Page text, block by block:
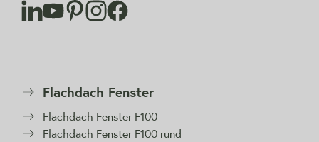
Flachdach Fenster
Flachdach Fenster F100
Flachdach Fenster F100 rund